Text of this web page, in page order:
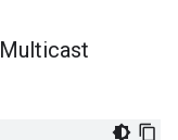
Multicast